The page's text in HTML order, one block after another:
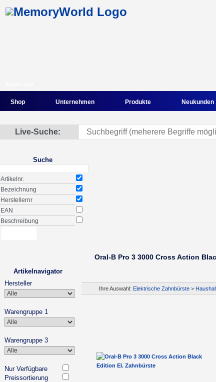
Shop Unternehmen Produkte Neukunden
Live-Suche:
Suche
Artikelnr.
Bezeichnung
Herstellernr
EAN
Beschreibung
Artikelnavigator
Hersteller
Warengruppe 1
Warengruppe 3
Nur Verfügbare
Preissortierung
Oral-B Pro 3 3000 Cross Action
Ihre Auswahl: Elektrische Zahnbürste >